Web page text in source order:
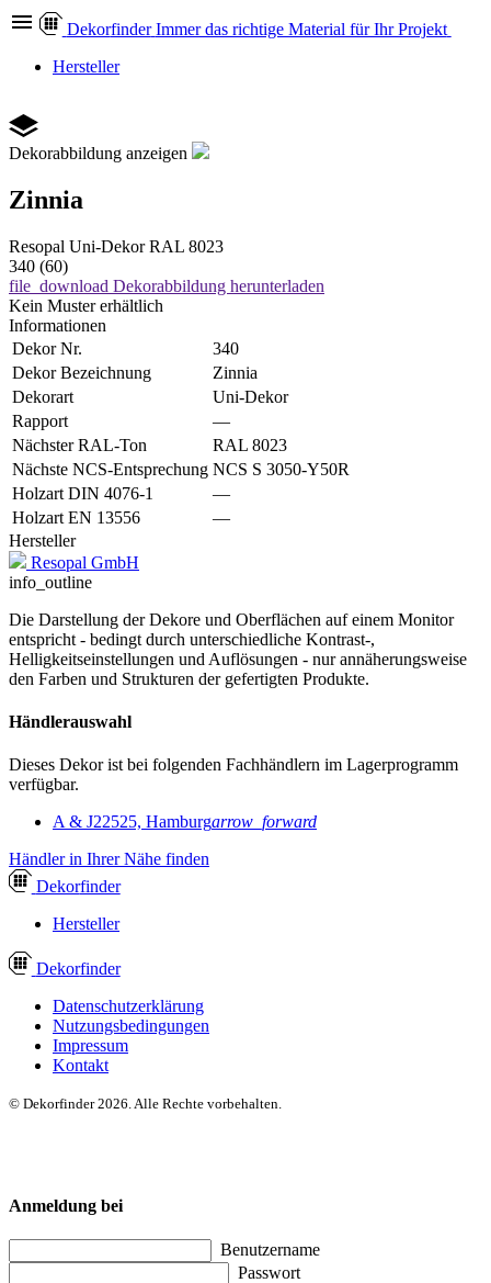
Dekorfinder Immer das richtige Material für Ihr Projekt
Hersteller
Dekorabbildung anzeigen
Zinnia
Resopal Uni-Dekor RAL 8023
340 (60)
file_download Dekorabbildung herunterladen
Kein Muster erhältlich
Informationen
Dekor Nr.
340
Dekor Bezeichnung
Zinnia
Dekorart
Uni-Dekor
Rapport
—
Nächster RAL-Ton
RAL 8023
Nächste NCS-Entsprechung NCS S 3050-Y50R
Holzart DIN 4076-1
—
Holzart EN 13556
—
Hersteller
Resopal GmbH
info_outline
Die Darstellung der Dekore und Oberflächen auf einem Monitor
entspricht - bedingt durch unterschiedliche Kontrast-,
Helligkeitseinstellungen und Auflösungen - nur annäherungsweise
den Farben und Strukturen der gefertigten Produkte.
Händlerauswahl
Dieses Dekor ist bei folgenden Fachhändlern im Lagerprogramm
verfügbar.
A & J22525, Hamburgarrow_forward
Händler in Ihrer Nähe finden
Dekorfinder
Hersteller
Dekorfinder
Datenschutzerklärung
Nutzungsbedingungen
Impressum
Kontakt
© Dekorfinder 2026. Alle Rechte vorbehalten.
Anmeldung bei
Benutzername
Passwort